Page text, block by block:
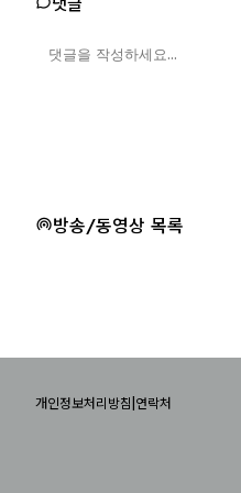
방송/동영상 목록
개인정보처리방침|연락처